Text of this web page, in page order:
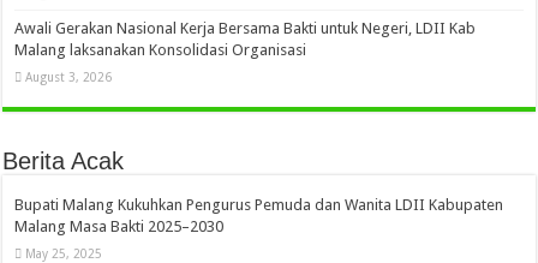
Awali Gerakan Nasional Kerja Bersama Bakti untuk Negeri, LDII Kab
Malang laksanakan Konsolidasi Organisasi
August 3, 2026
Berita Acak
Bupati Malang Kukuhkan Pengurus Pemuda dan Wanita LDII Kabupaten
Malang Masa Bakti 2025–2030
May 25, 2025